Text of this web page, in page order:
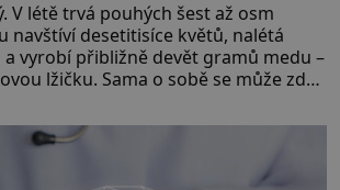
V létě trvá pouhých šest až osm
navštíví desetitisíce květů, nalétá
vyrobí přibližně devět gramů medu –
lžičku. Sama o sobě se může zdát
včelstva, vznikne jeden z